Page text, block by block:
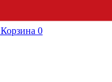
Корзина 0